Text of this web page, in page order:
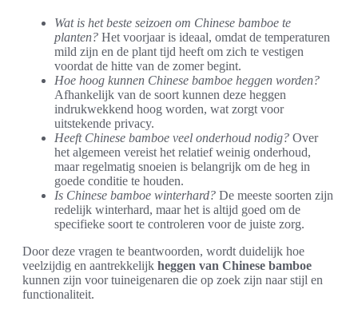
Wat is het beste seizoen om Chinese bamboe te
planten? Het voorjaar is ideaal, omdat de temperaturen
mild zijn en de plant tijd heeft om zich te vestigen
voordat de hitte van de zomer begint.
Hoe hoog kunnen Chinese bamboe heggen worden?
Afhankelijk van de soort kunnen deze heggen
indrukwekkend hoog worden, wat zorgt voor
uitstekende privacy.
Heeft Chinese bamboe veel onderhoud nodig? Over
het algemeen vereist het relatief weinig onderhoud,
maar regelmatig snoeien is belangrijk om de heg in
goede conditie te houden.
Is Chinese bamboe winterhard? De meeste soorten zijn
redelijk winterhard, maar het is altijd goed om de
specifieke soort te controleren voor de juiste zorg.
Door deze vragen te beantwoorden, wordt duidelijk hoe
veelzijdig en aantrekkelijk heggen van Chinese bamboe
kunnen zijn voor tuineigenaren die op zoek zijn naar stijl en
functionaliteit.